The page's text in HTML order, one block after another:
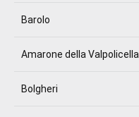
Barolo
Amarone della Valpolicella
Bolgheri